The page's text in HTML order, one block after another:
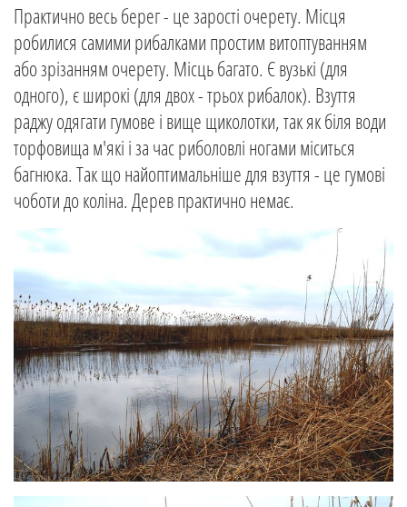
Практично весь берег - це зарості очерету. Місця
робилися самими рибалками простим витоптуванням
або зрізанням очерету. Місць багато. Є вузькі (для
одного), є широкі (для двох - трьох рибалок). Взуття
раджу одягати гумове і вище щиколотки, так як біля води
торфовища м'які і за час риболовлі ногами міситься
багнюка. Так що найоптимальніше для взуття - це гумові
чоботи до коліна. Дерев практично немає.